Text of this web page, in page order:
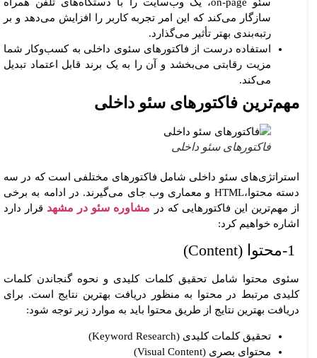
سازگار می‌کند که این امر تجربه کاربر را افزایش می‌دهد و بر
رتبه‌بندی بهتر تأثیر می‌گذارد.
استفاده درست از فاکتورهای سئوی داخلی به کسب‌وکار شما
مزیت رقابتی می‌بخشد و آن را به یک برند قابل اعتماد تبدیل
می‌کند.
مهم‌ترین فاکتورهای سئو داخلی
فاکتورهای سئو داخلی
استراتژی‌های سئو داخلی شامل فاکتورهای مختلفی است که در سه
دسته محتوا،HTML و معماری وب جای می‌گیرند. در ادامه به برخی
از مهم‌ترین این فاکتورهایی که در مشاوره سئو در مشهد قرار دارد
اشاره خواهیم کرد:
سئوی محتوا شامل تحقیق کلمات کلیدی و نحوه گنجاندن کلمات
کلیدی مرتبط در محتوا به منظور دریافت بهترین نتایج است. برای
دریافت بهترین نتایج از طریق محتوا باید به موارد زیر توجه شود:
تحقیق کلمات کلیدی (Keyword Research)
محتوای بصری (Visual Content)